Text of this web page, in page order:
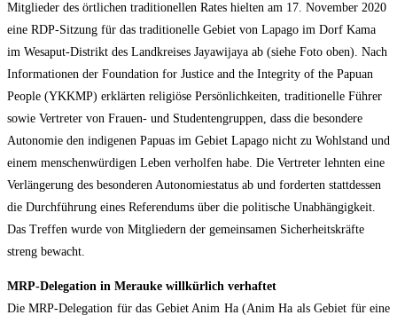
Mitglieder des örtlichen traditionellen Rates hielten am 17. November 2020
eine RDP-Sitzung für das traditionelle Gebiet von Lapago im Dorf Kama
im Wesaput-Distrikt des Landkreises Jayawijaya ab (siehe Foto oben). Nach
Informationen der Foundation for Justice and the Integrity of the Papuan
People (YKKMP) erklärten religiöse Persönlichkeiten, traditionelle Führer
sowie Vertreter von Frauen- und Studentengruppen, dass die besondere
Autonomie den indigenen Papuas im Gebiet Lapago nicht zu Wohlstand und
einem menschenwürdigen Leben verholfen habe. Die Vertreter lehnten eine
Verlängerung des besonderen Autonomiestatus ab und forderten stattdessen
die Durchführung eines Referendums über die politische Unabhängigkeit.
Das Treffen wurde von Mitgliedern der gemeinsamen Sicherheitskräfte
streng bewacht.
MRP-Delegation in Merauke willkürlich verhaftet
Die MRP-Delegation für das Gebiet Anim Ha (Anim Ha als Gebiet für eine